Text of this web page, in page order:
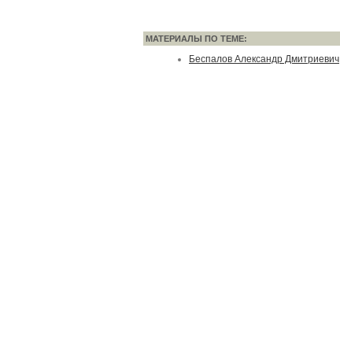
МАТЕРИАЛЫ ПО ТЕМЕ:
Беспалов Александр Дмитриевич